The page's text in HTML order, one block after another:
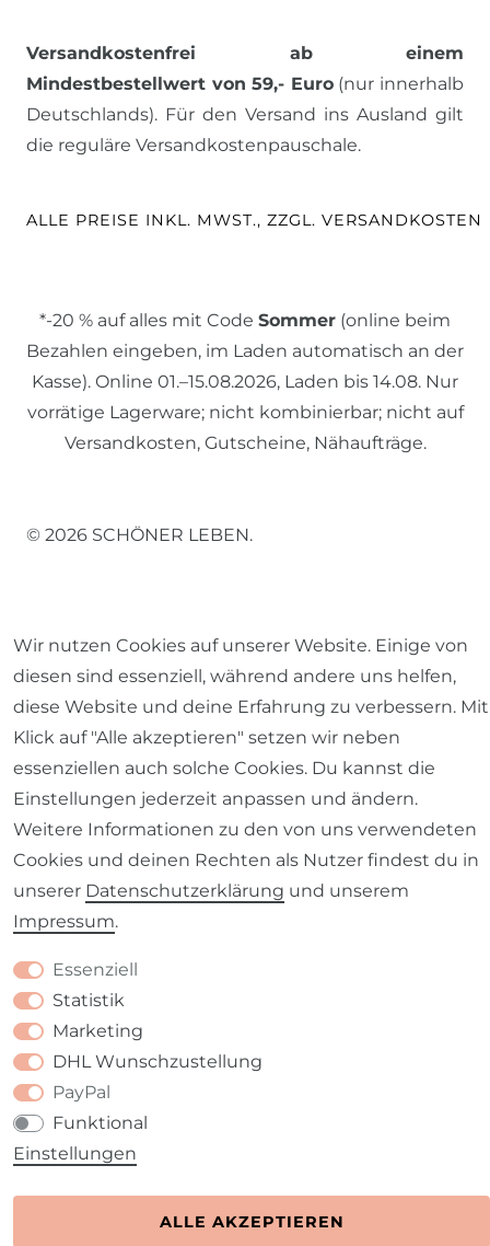
Versandkostenfrei ab einem
Mindestbestellwert von 59,- Euro(nur innerhalb
Deutschlands). Für den Versand ins Ausland gilt
die reguläre Versandkostenpauschale.
ALLE PREISE INKL. MWST., ZZGL. VERSANDKOSTEN
*-20 % auf alles mit Code Sommer (online beim
Bezahlen eingeben, im Laden automatisch an der
Kasse). Online 01.–15.08.2026, Laden bis 14.08. Nur
vorrätige Lagerware; nicht kombinierbar; nicht auf
Versandkosten, Gutscheine, Nähaufträge.
© 2026 SCHÖNER LEBEN.
Impressum Daten­schutz­erklärung AGB
Barrierefreiheitserklärung Widerrufs­recht
VERTRAG WIDERRUFEN
Wir nutzen Cookies auf unserer Website. Einige von
diesen sind essenziell, während andere uns helfen,
diese Website und deine Erfahrung zu verbessern. Mit
Klick auf "Alle akzeptieren" setzen wir neben
essenziellen auch solche Cookies. Du kannst die
Einstellungen jederzeit anpassen und ändern.
Weitere Informationen zu den von uns verwendeten
Cookies und deinen Rechten als Nutzer findest du in
unserer Daten­schutz­erklärung und unserem
Impressum.
Essenziell
Statistik
Marketing
DHL Wunschzustellung
PayPal
Funktional
Einstellungen
ALLE AKZEPTIEREN